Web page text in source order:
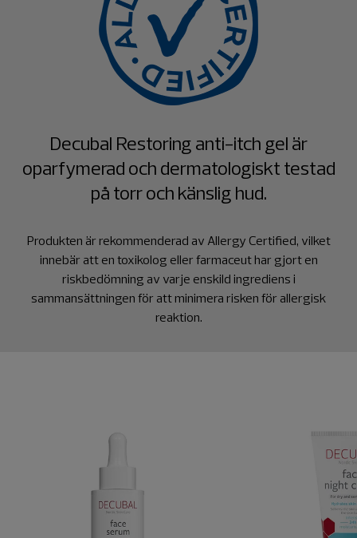
Decubal Restoring anti-itch gel är
oparfymerad och dermatologiskt testad
på torr och känslig hud.
Produkten är rekommenderad av Allergy Certified, vilket
innebär att en toxikolog eller farmaceut har gjort en
riskbedömning av varje enskild ingrediens i
sammansättningen för att minimera risken för allergisk
reaktion.